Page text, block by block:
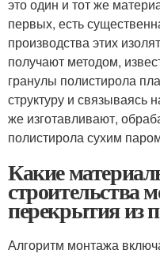
это один и тот же
первых, есть
производства этих
получают методом,
гранулы полистирола
структуру и связываясь
же изготавливают,
полистирола сухим
Какие
строительства
перекрытия из
Алгоритм монтажа